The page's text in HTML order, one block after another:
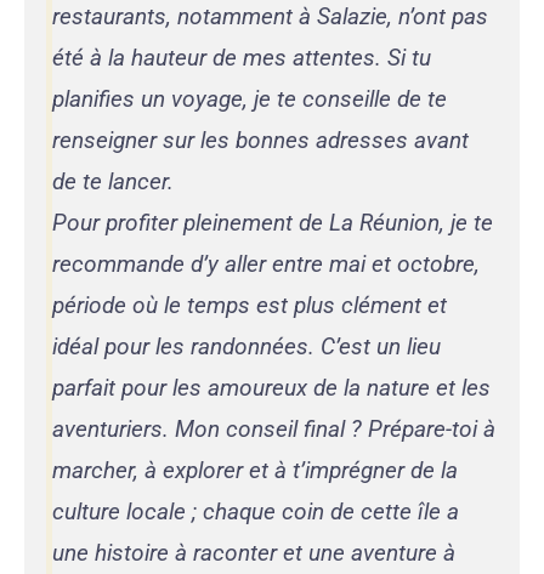
restaurants, notamment à Salazie, n’ont pas
été à la hauteur de mes attentes. Si tu
planifies un voyage, je te conseille de te
renseigner sur les bonnes adresses avant
de te lancer.
Pour profiter pleinement de La Réunion, je te
recommande d’y aller entre mai et octobre,
période où le temps est plus clément et
idéal pour les randonnées. C’est un lieu
parfait pour les amoureux de la nature et les
aventuriers. Mon conseil final ? Prépare-toi à
marcher, à explorer et à t’imprégner de la
culture locale ; chaque coin de cette île a
une histoire à raconter et une aventure à